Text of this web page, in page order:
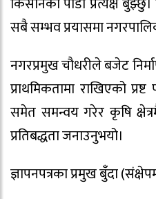
सबै सम्भव प्रयासमा
नगरप्रमुख चौधरीले बजेट
प्राथमिकतामा राखिएको
समेत समन्वय गरेर कृषि
प्रतिबद्धता जनाउनुभयो।
ज्ञापनपत्रका प्रमुख बुँदा